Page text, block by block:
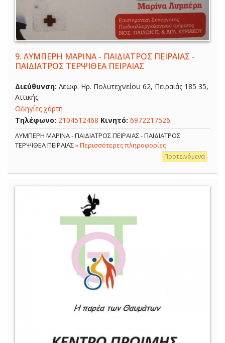
9. ΛΥΜΠΕΡΗ ΜΑΡΙΝΑ - ΠΑΙΔΙΑΤΡΟΣ ΠΕΙΡΑΙΑΣ -
ΠΑΙΔΙΑΤΡΟΣ ΤΕΡΨΙΘΕΑ ΠΕΙΡΑΙΑΣ
Διεύθυνση: Λεωφ. Ηρ. Πολυτεχνείου 62, Πειραιάς 185 35,
Αττικής
Οδηγίες χάρτη
Τηλέφωνο: 2104512468 Κινητό: 6972217526
ΛΥΜΠΕΡΗ ΜΑΡΙΝΑ - ΠΑΙΔΙΑΤΡΟΣ ΠΕΙΡΑΙΑΣ - ΠΑΙΔΙΑΤΡΟΣ
ΤΕΡΨΙΘΕΑ ΠΕΙΡΑΙΑΣ» Περισσότερες πληροφορίες
Προτεινόμενα